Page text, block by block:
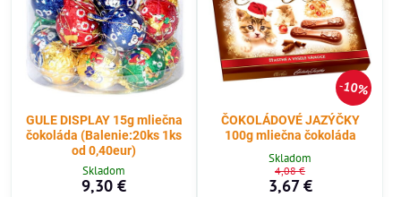
GULE DISPLAY 15g mliečna
čokoláda (Balenie:20ks 1ks
od 0,40eur)
Skladom
9,30 €
10%
ČOKOLÁDOVÉ JAZÝČKY
100g mliečna čokoláda
Skladom
3,67 €
4,08 €